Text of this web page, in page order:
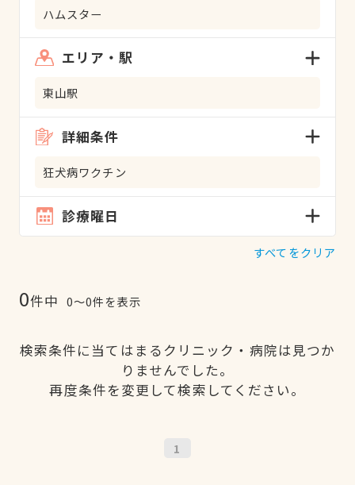
ハムスター
エリア・駅
東山駅
詳細条件
狂犬病ワクチン
診療曜日
すべてをクリア
0件中 0〜0件を表示
検索条件に当てはまるクリニック・病院は見つか
りませんでした。
再度条件を変更して検索してください。
1